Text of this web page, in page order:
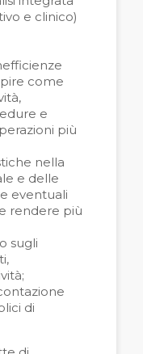
e clinico)
come
e
più
nella
e delle
eventuali
rendere più
sugli
di